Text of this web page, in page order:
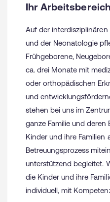
Ihr Arbeitsbereich
Auf der
und der Neonatologie
Frühgeborene,
ca. drei Monate mit
oder orthopädischen
und
stehen bei uns im
ganze Familie und deren
Kinder und ihre Familien
Betreuungsprozess
unterstützend begleitet.
die Kinder und ihre
individuell, mit